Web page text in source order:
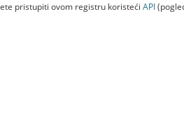
pristupiti ovom registru koristeći API